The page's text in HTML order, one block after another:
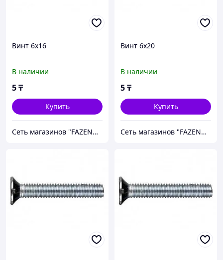
Винт 6х16
В наличии
5₸
Купить
Сеть магазинов "FAZENDA" ТОО Инкомстрой
Винт 6х20
В наличии
5₸
Купить
Сеть магазинов "FAZENDA" ТОО Инкомстрой